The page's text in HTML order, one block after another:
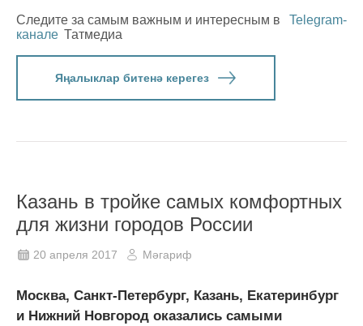
Следите за самым важным и интересным в
Telegram-
канале Татмедиа
Яңалыклар битенә керегез
Казань в тройке самых комфортных
для жизни городов России
20 апреля 2017 Мәгариф
Москва, Санкт-Петербург, Казань, Екатеринбург
и Нижний Новгород оказались самыми